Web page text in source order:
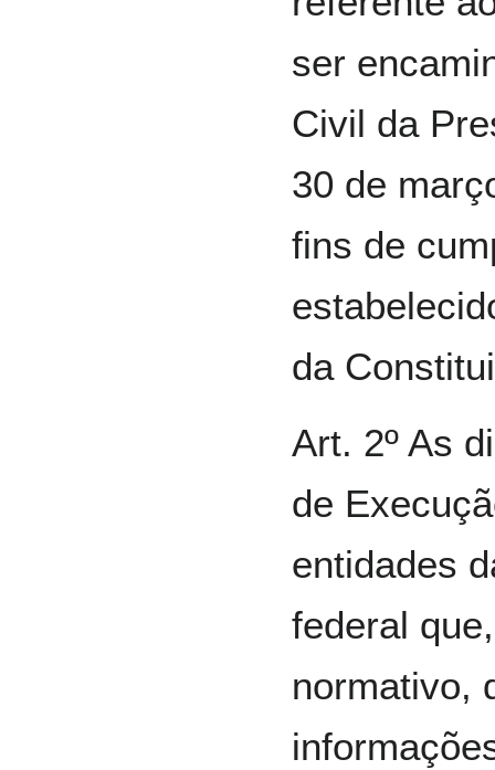
ser
Civil da
30 de
fins de
da
Art. 2º As
de
entidades
federal
normativo,